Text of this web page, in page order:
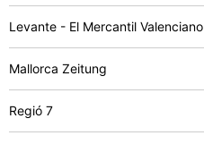
Levante - El Mercantil Valenciano
Mallorca Zeitung
Regió 7